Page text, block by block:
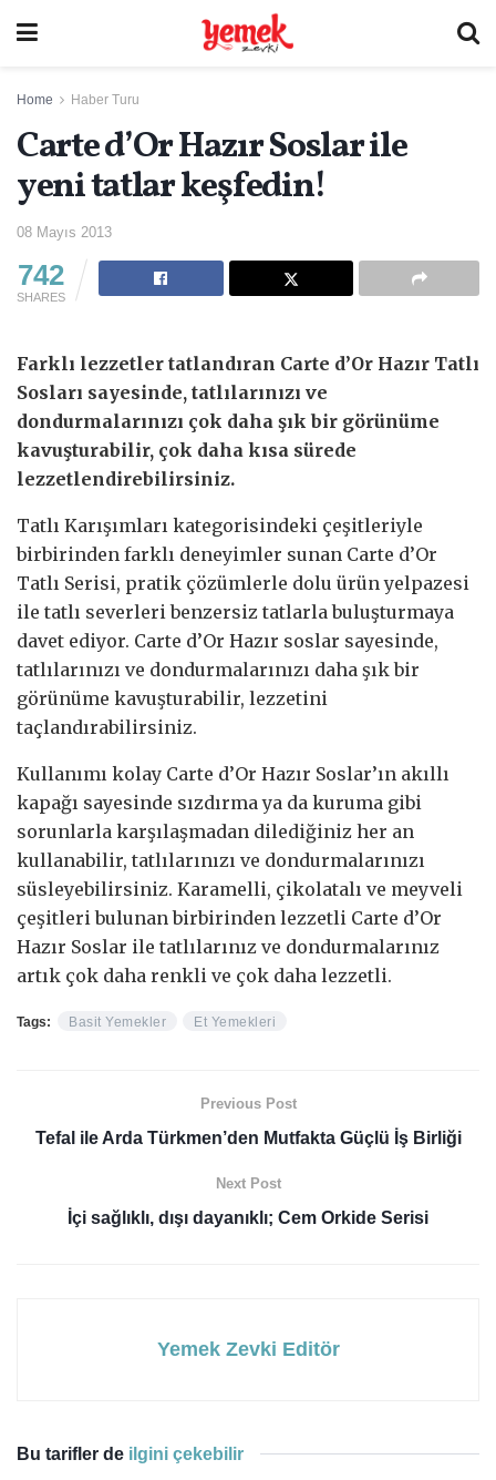
Home Haber Turu
Carte d’Or Hazır Soslar ile
yeni tatlar keşfedin!
08 Mayıs 2013
742
SHARES
Farklı lezzetler tatlandıran Carte d’Or Hazır Tatlı
Sosları sayesinde, tatlılarınızı ve
dondurmalarınızı çok daha şık bir görünüme
kavuşturabilir, çok daha kısa sürede
lezzetlendirebilirsiniz.
Tatlı Karışımları kategorisindeki çeşitleriyle
birbirinden farklı deneyimler sunan Carte d’Or
Tatlı Serisi, pratik çözümlerle dolu ürün yelpazesi
ile tatlı severleri benzersiz tatlarla buluşturmaya
davet ediyor. Carte d’Or Hazır soslar sayesinde,
tatlılarınızı ve dondurmalarınızı daha şık bir
görünüme kavuşturabilir, lezzetini
taçlandırabilirsiniz.
Kullanımı kolay Carte d’Or Hazır Soslar’ın akıllı
kapağı sayesinde sızdırma ya da kuruma gibi
sorunlarla karşılaşmadan dilediğiniz her an
kullanabilir, tatlılarınızı ve dondurmalarınızı
süsleyebilirsiniz. Karamelli, çikolatalı ve meyveli
çeşitleri bulunan birbirinden lezzetli Carte d’Or
Hazır Soslar ile tatlılarınız ve dondurmalarınız
artık çok daha renkli ve çok daha lezzetli.
Tags: Basit Yemekler Et Yemekleri
Previous Post
Tefal ile Arda Türkmen’den Mutfakta Güçlü İş Birliği
Next Post
İçi sağlıklı, dışı dayanıklı; Cem Orkide Serisi
Yemek Zevki Editör
Bu tarifler de ilgini çekebilir